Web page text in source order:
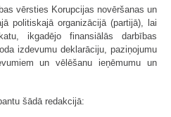
vērsties Korupcijas novēršanas un
politiskajā organizācijā (partijā), lai
ikgadējo finansiālās darbības
izdevumu deklarāciju, paziņojumu
un vēlēšanu ieņēmumu un
šādā redakcijā: